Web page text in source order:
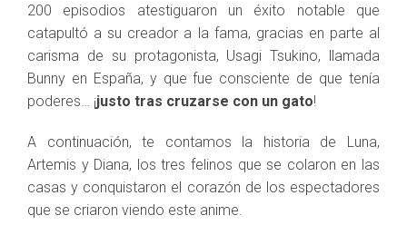
200 episodios atestiguaron un éxito notable que
catapultó a su creador a la fama, gracias en parte al
carisma de su protagonista, Usagi Tsukino, llamada
Bunny en España, y que fue consciente de que tenía
poderes… ¡justo tras cruzarse con un gato!
A continuación, te contamos la historia de Luna,
Artemis y Diana, los tres felinos que se colaron en las
casas y conquistaron el corazón de los espectadores
que se criaron viendo este anime.